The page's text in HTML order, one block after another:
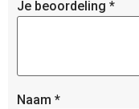
Je beoordeling *
Naam *